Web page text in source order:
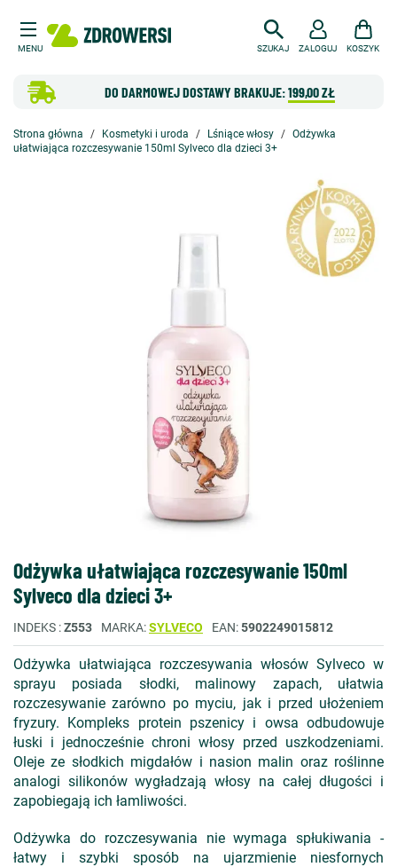
MENU SZUKAJ
DO DARMOWEJ DOSTAWY BRAKUJE:199,00 ZŁ
ZALOGUJ KOSZYK
Strona główna Kosmetyki i uroda Lśniące włosy
Odżywka
ułatwiająca rozczesywanie 150ml Sylveco dla dzieci 3+
Odżywka ułatwiająca rozczesywanie 150ml
Sylveco dla dzieci 3+
INDEKS Z553 MARKA SYLVECO EAN 5902249015812
Odżywka ułatwiająca rozczesywania włosów Sylveco w
sprayu posiada słodki, malinowy zapach, ułatwia
rozczesywanie zarówno po myciu, jak i przed ułożeniem
fryzury. Kompleks protein pszenicy i owsa odbudowuje
łuski i jednocześnie chroni włosy przed uszkodzeniami.
Oleje ze słodkich migdałów i nasion malin oraz roślinne
analogi silikonów wygładzają włosy na całej długości i
zapobiegają ich łamliwości.
Odżywka do rozczesywania nie wymaga spłukiwania -
łatwy i szybki sposób na ujarzmienie niesfornych